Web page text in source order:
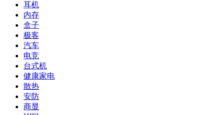
耳机
内存
盒子
极客
汽车
电竞
台式机
健康家电
散热
安防
商显